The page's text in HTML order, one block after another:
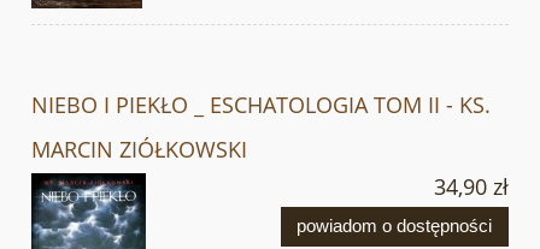
NIEBO I PIEKŁO _ ESCHATOLOGIA TOM II - KS.
MARCIN ZIÓŁKOWSKI
34,90 zł
powiadom o dostępności